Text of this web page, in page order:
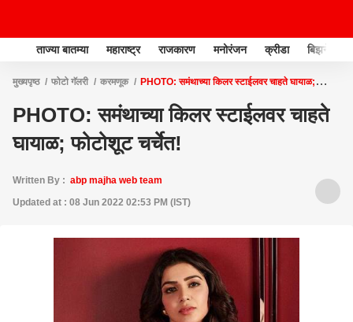
ताज्या बातम्या महाराष्ट्र राजकारण मनोरंजन क्रीडा बिझनेस
मुख्यपृष्ठ फोटो गॅलरी करमणूक
PHOTO: समंथाच्या किलर स्टाईलवर चाहते घायाळ;
PHOTO: समंथाच्या किलर स्टाईलवर चाहते
घायाळ; फोटोशूट चर्चेत!
Written By : abp majha web team
Updated at : 08 Jun 2022 02:53 PM (IST)